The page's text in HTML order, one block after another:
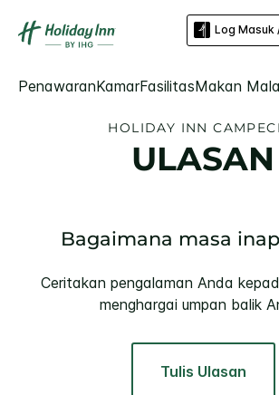
Log Masuk
PenawaranKamarFasilitasMakan
HOLIDAY INN
ULASAN
Bagaimana masa
Ceritakan pengalaman Anda
menghargai umpan balik
Tulis Ulasan